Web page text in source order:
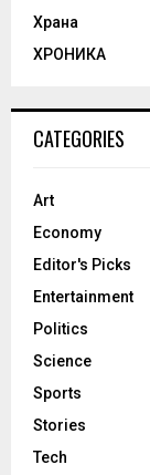
Храна
ХРОНИКА
CATEGORIES
Art
Economy
Editor's Picks
Entertainment
Politics
Science
Sports
Stories
Tech